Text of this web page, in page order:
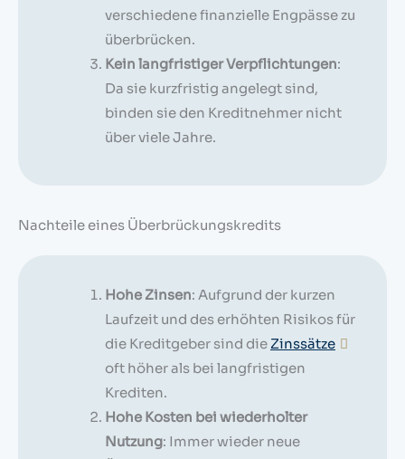
verschiedene finanzielle Engpässe zu
überbrücken.
Kein langfristiger Verpflichtungen:
Da sie kurzfristig angelegt sind,
binden sie den Kreditnehmer nicht
über viele Jahre.
Nachteile eines Überbrückungskredits
Hohe Zinsen: Aufgrund der kurzen
Laufzeit und des erhöhten Risikos für
die Kreditgeber sind die Zinssätze
oft höher als bei langfristigen
Krediten.
Hohe Kosten bei wiederholter
Nutzung: Immer wieder neue